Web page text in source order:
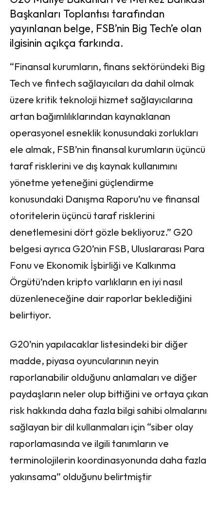
Başkanları Toplantısı tarafından
yayınlanan belge, FSB’nin Big Tech’e olan
ilgisinin açıkça farkında.
“Finansal kurumların, finans sektöründeki Big
Tech ve fintech sağlayıcıları da dahil olmak
üzere kritik teknoloji hizmet sağlayıcılarına
artan bağımlılıklarından kaynaklanan
operasyonel esneklik konusundaki zorlukları
ele almak, FSB’nin finansal kurumların üçüncü
taraf risklerini ve dış kaynak kullanımını
yönetme yeteneğini güçlendirme
konusundaki Danışma Raporu’nu ve finansal
otoritelerin üçüncü taraf risklerini
denetlemesini dört gözle bekliyoruz.” G20
belgesi ayrıca G20’nin FSB, Uluslararası Para
Fonu ve Ekonomik İşbirliği ve Kalkınma
Örgütü’nden kripto varlıkların en iyi nasıl
düzenleneceğine dair raporlar beklediğini
belirtiyor.
G20’nin yapılacaklar listesindeki bir diğer
madde, piyasa oyuncularının neyin
raporlanabilir olduğunu anlamaları ve diğer
paydaşların neler olup bittiğini ve ortaya çıkan
risk hakkında daha fazla bilgi sahibi olmalarını
sağlayan bir dil kullanmaları için “siber olay
raporlamasında ve ilgili tanımların ve
terminolojilerin koordinasyonunda daha fazla
yakınsama” olduğunu belirtmiştir